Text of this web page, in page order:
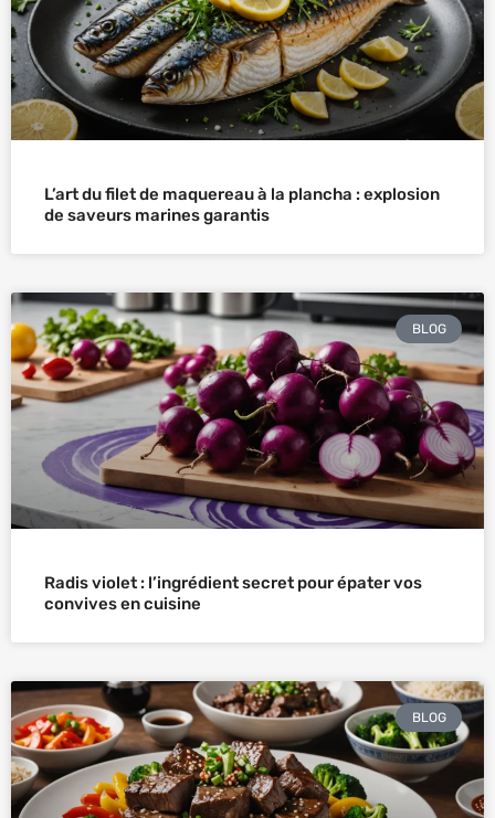
L’art du filet de maquereau à la plancha : explosion
de saveurs marines garantis
BLOG
Radis violet : l’ingrédient secret pour épater vos
convives en cuisine
BLOG